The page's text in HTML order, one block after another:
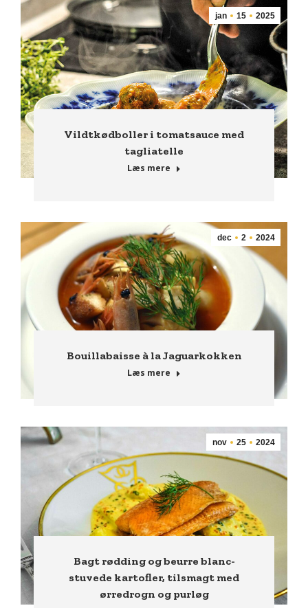
jan 15 2025
Vildtkødboller i tomatsauce med
tagliatelle
Læs mere
dec 2 2024
Bouillabaisse à la Jaguarkokken
Læs mere
nov 25 2024
Bagt rødding og beurre blanc-
stuvede kartofler, tilsmagt med
ørredrogn og purløg